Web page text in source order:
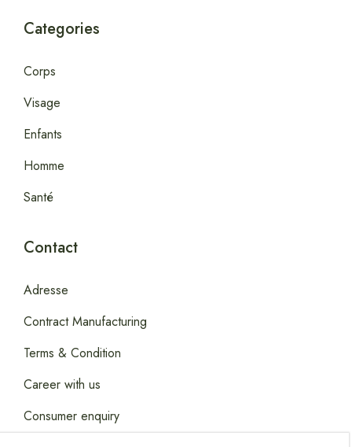
Categories
Corps
Visage
Enfants
Homme
Santé
Contact
Adresse
Contract Manufacturing
Terms & Condition
Career with us
Consumer enquiry